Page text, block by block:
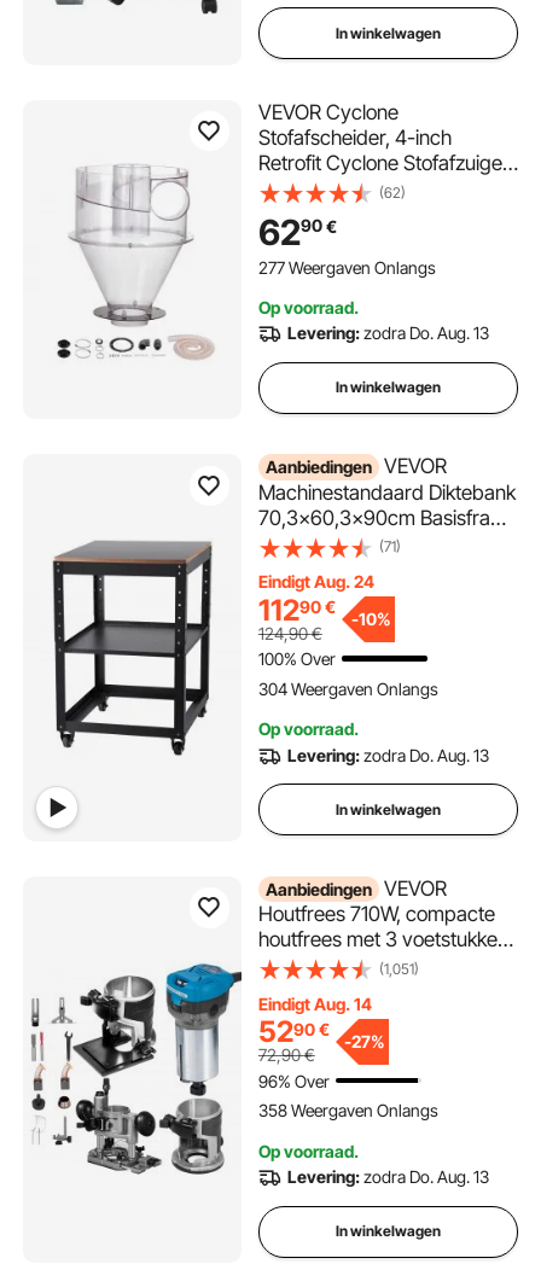
In winkelwagen
VEVOR Cyclone
Stofafscheider, 4-inch
Retrofit Cyclone Stofafzuiger,
ABS Stofafscheider met 2-
inch gat OD Aansluiting en
Slang voor Nat/Droog
Stofzuigers, Past op 5-10
inbegrepen)
(62)
6290€
277 Weergaven Onlangs
Op voorraad.
Levering:zodra Do. Aug. 13
In winkelwagen
Aanbiedingen VEVOR
Machinestandaard Diktebank
70,3×60,3×90cm Basisframe
Diktebank Staal & MDF Max.
Machinetafel in hoogte
verstelbaar Compatibel met
de meeste schaafmachines
en zagen
(71)
Eindigt Aug. 24
11290€
124,90€
-10%
100% Over
304 Weergaven Onlangs
Op voorraad.
Levering:zodra Do. Aug. 13
In winkelwagen
Aanbiedingen VEVOR
Houtfrees 710W, compacte
houtfrees met 3 voetstukken,
10.000-30.000 tpm
multifunctionele frees met
kantelbare voet, duikvoet,
lamineermachine voor
houtbewerking
(1,051)
Eindigt Aug. 14
5290€
72,90€
-27%
96% Over
358 Weergaven Onlangs
Op voorraad.
Levering:zodra Do. Aug. 13
In winkelwagen